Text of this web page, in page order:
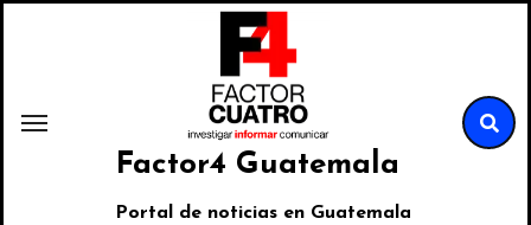
Factor4 Guatemala
Portal de noticias en Guatemala